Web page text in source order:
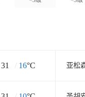
31 / 16°C 亚松